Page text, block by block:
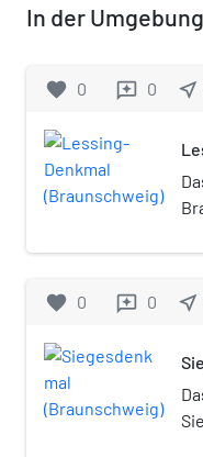
In der Umgebung
favorite 0 reviews 0 near_me
favorite 0 reviews 0 near_me